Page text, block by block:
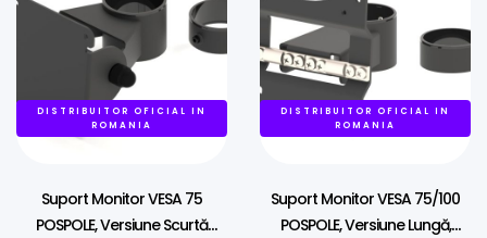
DISTRIBUITOR OFICIAL IN
ROMANIA
Suport Monitor VESA 75
POSPOLE, Versiune Scurtă
DISTRIBUITOR OFICIAL IN
ROMANIA
Suport Monitor VESA 75/100
POSPOLE, Versiune Lungă,